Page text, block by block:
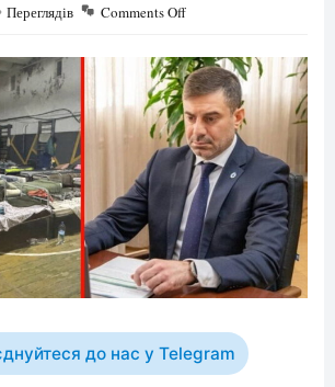
Переглядів Comments Off
до нас у Telegram